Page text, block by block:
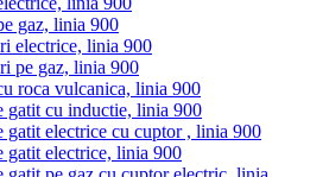
gaz, linia 900
electrice, linia 900
pe gaz, linia 900
roca vulcanica, linia 900
gatit cu inductie, linia 900
gatit electrice cu cuptor , linia 900
gatit electrice, linia 900